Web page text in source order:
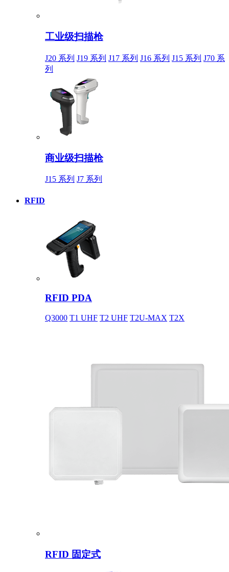
工业级扫描枪
J20 系列 J19 系列 J17 系列 J16 系列 J15 系列 J70 系
列
商业级扫描枪
J15 系列 J7 系列
RFID
RFID PDA
Q3000 T1 UHF T2 UHF T2U-MAX T2X
RFID 固定式